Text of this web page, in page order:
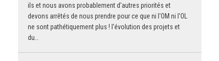
ils et nous avons probablement d'autres priorités et
devons arrêtés de nous prendre pour ce que ni l'OM ni l'OL
ne sont pathétiquement plus ! l'évolution des projets et
du…